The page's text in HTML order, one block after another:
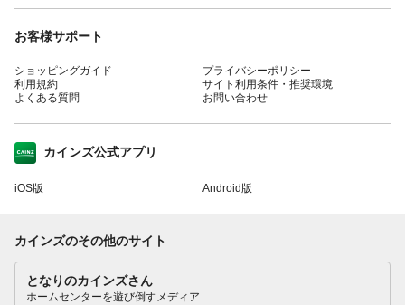
お客様サポート
ショッピングガイド
利用規約
よくある質問
プライバシーポリシー
サイト利用条件・推奨環境
お問い合わせ
カインズ公式アプリ
iOS版 Android版
カインズのその他のサイト
となりのカインズさん
ホームセンターを遊び倒すメディア